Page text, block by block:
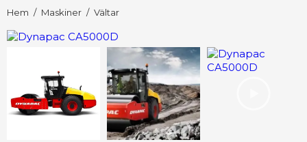
Hem / Maskiner / Vältar